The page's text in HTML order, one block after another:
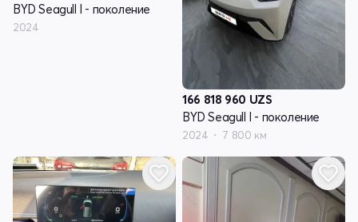
BYD Seagull I - поколение
2024
166 818 960 UZS
BYD Seagull I - поколение
2024 7 800 км